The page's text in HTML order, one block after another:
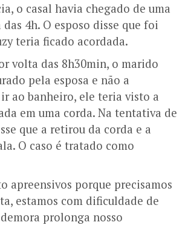
o casal havia chegado de uma
4h. O esposo disse que foi
teria ficado acordada.
volta das 8h30min, o marido
pela esposa e não a
ao banheiro, ele teria visto a
em uma corda. Na tentativa de
que a retirou da corda e a
O caso é tratado como
apreensivos porque precisamos
estamos com dificuldade de
prolonga nosso